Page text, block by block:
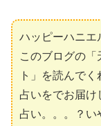
ハッピーハニエ
このブログの
ト」を読んで
占いをでお届け
占い。。。？い